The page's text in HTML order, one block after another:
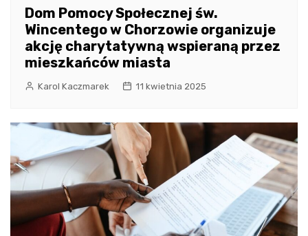
Dom Pomocy Społecznej św.
Wincentego w Chorzowie organizuje
akcję charytatywną wspieraną przez
mieszkańców miasta
Karol Kaczmarek 11 kwietnia 2025